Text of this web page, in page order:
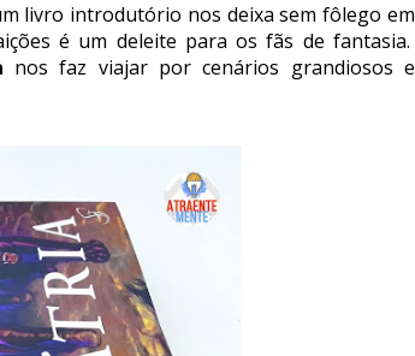
livro introdutório nos deixa sem fôlego em
é um deleite para os fãs de fantasia.
nos faz viajar por cenários grandiosos e